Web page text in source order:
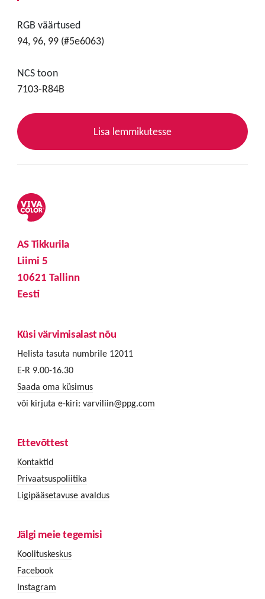
RGB väärtused
94, 96, 99 (#5e6063)
NCS toon
7103-R84B
Lisa lemmikutesse
AS Tikkurila
Liimi 5
10621 Tallinn
Eesti
Küsi värvimisalast nõu
Helista tasuta numbrile 12011
E-R 9.00-16.30
Saada oma küsimus
või kirjuta e-kiri: varviliin@ppg.com
Ettevõttest
Kontaktid
Privaatsuspoliitika
Ligipääsetavuse avaldus
Jälgi meie tegemisi
Koolituskeskus
Facebook
Instagram